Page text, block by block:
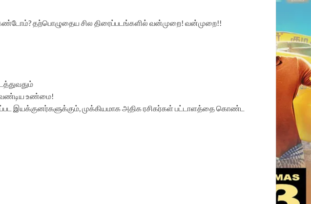
தற்பொழுதைய சில திரைப்படங்களில் வன்முறை! வன்முறை!!
உண்மை!
இயக்குனர்களுக்கும், முக்கியமாக அதிக ரசிகர்கள் பட்டாளத்தை கொண்ட